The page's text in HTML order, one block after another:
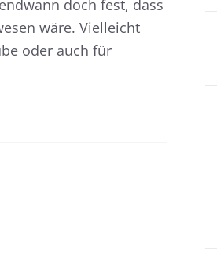
doch fest, dass
wäre. Vielleicht
oder auch für